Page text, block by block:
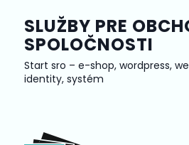
SLUŽBY PRE
SPOLOČNOSTI
Start sro – e-shop, wordpress,
identity, systém